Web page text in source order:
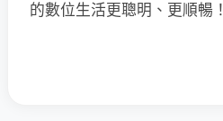
的數位生活更聰明、更順暢！